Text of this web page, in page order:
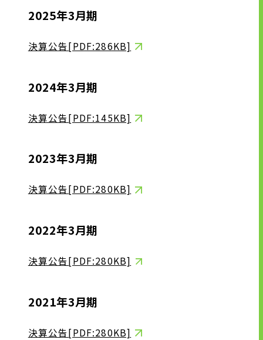
企業情報
トップメッセージ
会社概要・沿革
拠点一覧
有料職業紹介に関する事項
ニュース
サイトのご利用にあたって
個人情報保護方針
ソーシャルメディアポリシー
2025年3月期
決算公告[PDF:286KB]
2024年3月期
決算公告[PDF:145KB]
2023年3月期
決算公告[PDF:280KB]
2022年3月期
決算公告[PDF:280KB]
2021年3月期
決算公告[PDF:280KB]